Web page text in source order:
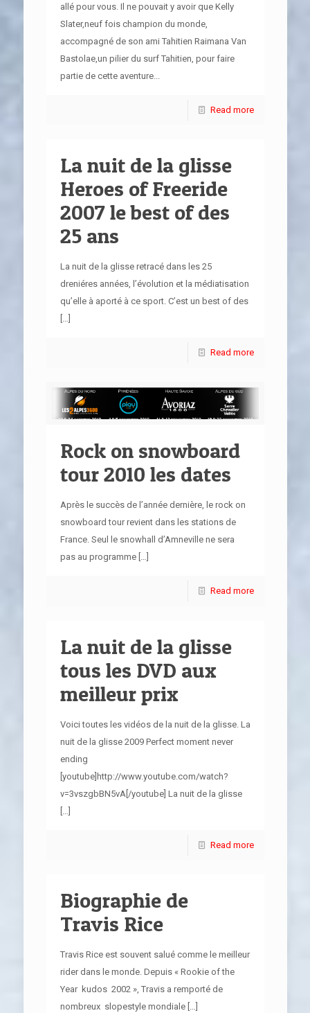
allé pour vous. Il ne pouvait y avoir que Kelly
Slater,neuf fois champion du monde,
accompagné de son ami Tahitien Raimana Van
Bastolae,un pilier du surf Tahitien, pour faire
partie de cette aventure...
Read more
La nuit de la glisse
Heroes of Freeride
2007 le best of des
25 ans
La nuit de la glisse retracé dans les 25
dreniéres années, l’évolution et la médiatisation
qu’elle à aporté à ce sport. C’est un best of des
[…]
Read more
Rock on snowboard
tour 2010 les dates
Après le succès de l’année dernière, le rock on
snowboard tour revient dans les stations de
France. Seul le snowhall d’Amneville ne sera
pas au programme[…]
Read more
La nuit de la glisse
tous les DVD aux
meilleur prix
Voici toutes les vidéos de la nuit de la glisse. La
nuit de la glisse 2009 Perfect moment never
ending
[youtube]http://www.youtube.com/watch?
v=3vszgbBN5vA[/youtube] La nuit de la glisse
[…]
Read more
Biographie de
Travis Rice
Travis Rice est souvent salué comme le meilleur
rider dans le monde. Depuis « Rookie of the
Year kudos 2002 », Travis a remporté de
nombreux slopestyle mondiale[…]